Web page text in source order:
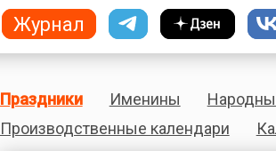
Праздники Именины
Производственные календари
Журнал